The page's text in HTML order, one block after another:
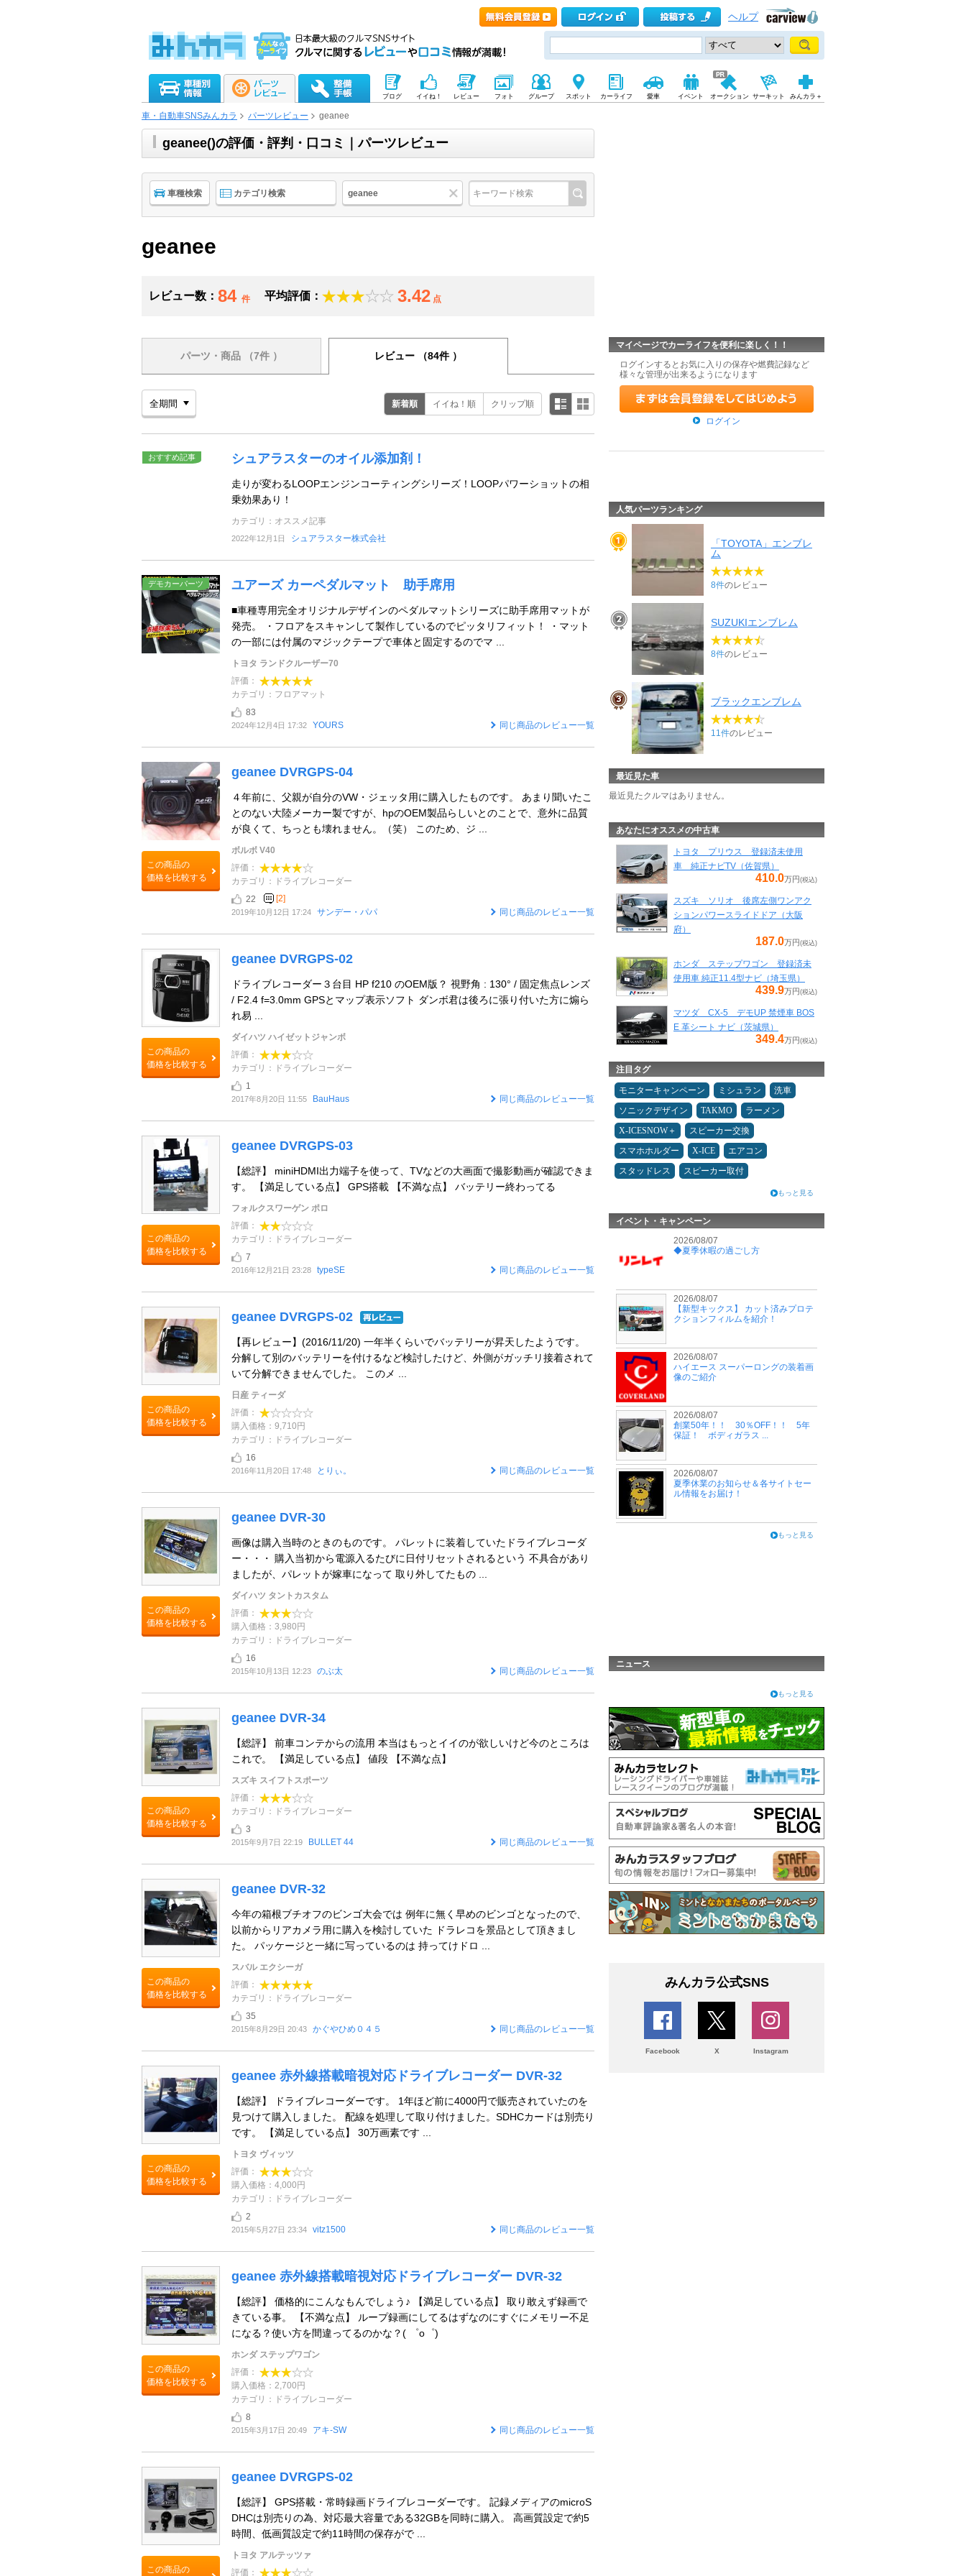
ヘルプ
ブログ イイね！ レビュー フォト グループ スポット カーライフ 愛車 イベント オークション サーキット みんカラ＋
車・自動車SNSみんカラ パーツレビュー geanee
geanee()の評価・評判・口コミ｜パーツレビュー
車種検索 カテゴリ検索 geanee
geanee
レビュー数： 84 件 平均評価： 3.42 点
パーツ・商品 （7件 ） レビュー （84件 ）
新着順 イイね！順 クリップ順
おすすめ記事 シュアラスターのオイル添加剤！
走りが変わるLOOPエンジンコーティングシリーズ！LOOPパワーショットの相
乗効果あり！
カテゴリ：オススメ記事
2022年12月1日 シュアラスター株式会社
デモカーパーツ ユアーズ カーペダルマット 助手席用
■車種専用完全オリジナルデザインのペダルマットシリーズに助手席用マットが
発売。 ・フロアをスキャンして製作しているのでピッタリフィット！ ・マット
の一部には付属のマジックテープで車体と固定するのでマ ...
トヨタ ランドクルーザー70
評価：
カテゴリ：フロアマット
83
2024年12月4日 17:32 YOURS 同じ商品のレビュー一覧
この商品の
価格を比較する
geanee DVRGPS-04
４年前に、父親が自分のVW・ジェッタ用に購入したものです。 あまり聞いたこ
とのない大陸メーカー製ですが、hpのOEM製品らしいとのことで、意外に品質
が良くて、ちっとも壊れません。（笑） このため、ジ ...
ボルボ V40
評価：
カテゴリ：ドライブレコーダー
22
[2]
2019年10月12日 17:24 サンデー・パパ 同じ商品のレビュー一覧
この商品の
価格を比較する
geanee DVRGPS-02
ドライブレコーダー３台目 HP f210 のOEM版？ 視野角 : 130° / 固定焦点レンズ
/ F2.4 f=3.0mm GPSとマップ表示ソフト ダンボ君は後ろに張り付いた方に煽ら
れ易 ...
ダイハツ ハイゼットジャンボ
評価：
カテゴリ：ドライブレコーダー
1
2017年8月20日 11:55 BauHaus 同じ商品のレビュー一覧
この商品の
価格を比較する
geanee DVRGPS-03
【総評】 miniHDMI出力端子を使って、TVなどの大画面で撮影動画が確認できま
す。 【満足している点】 GPS搭載 【不満な点】 バッテリー終わってる
フォルクスワーゲン ポロ
評価：
カテゴリ：ドライブレコーダー
7
2016年12月21日 23:28 typeSE 同じ商品のレビュー一覧
この商品の
価格を比較する
geanee DVRGPS-02
【再レビュー】(2016/11/20) 一年半くらいでバッテリーが昇天したようです。
分解して別のバッテリーを付けるなど検討したけど、外側がガッチリ接着されて
いて分解できませんでした。 このメ ...
日産 ティーダ
評価：
購入価格：9,710円
カテゴリ：ドライブレコーダー
16
2016年11月20日 17:48 とりぃ。 同じ商品のレビュー一覧
この商品の
価格を比較する
geanee DVR-30
画像は購入当時のときのものです。 パレットに装着していたドライブレコーダ
ー・・・ 購入当初から電源入るたびに日付リセットされるという 不具合があり
ましたが、パレットが嫁車になって 取り外してたもの ...
ダイハツ タントカスタム
評価：
購入価格：3,980円
カテゴリ：ドライブレコーダー
16
2015年10月13日 12:23 のぶ太 同じ商品のレビュー一覧
この商品の
価格を比較する
geanee DVR-34
【総評】 前車コンテからの流用 本当はもっとイイのが欲しいけど今のところは
これで。 【満足している点】 値段 【不満な点】
スズキ スイフトスポーツ
評価：
カテゴリ：ドライブレコーダー
3
2015年9月7日 22:19 BULLET 44 同じ商品のレビュー一覧
この商品の
価格を比較する
geanee DVR-32
今年の箱根ブチオフのビンゴ大会では 例年に無く早めのビンゴとなったので、
以前からリアカメラ用に購入を検討していた ドラレコを景品として頂きまし
た。 パッケージと一緒に写っているのは 持ってけドロ ...
スバル エクシーガ
評価：
カテゴリ：ドライブレコーダー
35
2015年8月29日 20:43 かぐやひめ０４５ 同じ商品のレビュー一覧
この商品の
価格を比較する
geanee 赤外線搭載暗視対応ドライブレコーダー DVR-32
【総評】 ドライブレコーダーです。 1年ほど前に4000円で販売されていたのを
見つけて購入しました。 配線を処理して取り付けました。SDHCカードは別売り
です。 【満足している点】 30万画素です ...
トヨタ ヴィッツ
評価：
購入価格：4,000円
カテゴリ：ドライブレコーダー
2
2015年5月27日 23:34 vitz1500 同じ商品のレビュー一覧
この商品の
価格を比較する
geanee 赤外線搭載暗視対応ドライブレコーダー DVR-32
【総評】 価格的にこんなもんでしょう♪ 【満足している点】 取り敢えず録画で
きている事。 【不満な点】 ループ録画にしてるはずなのにすぐにメモリー不足
になる？使い方を間違ってるのかな？( ゜o゜)
ホンダ ステップワゴン
評価：
購入価格：2,700円
カテゴリ：ドライブレコーダー
8
2015年3月17日 20:49 アキ-SW 同じ商品のレビュー一覧
この商品の
geanee DVRGPS-02
【総評】 GPS搭載・常時録画ドライブレコーダーです。 記録メディアのmicroS
DHCは別売りの為、対応最大容量である32GBを同時に購入。 高画質設定で約5
時間、低画質設定で約11時間の保存がで ...
トヨタ アルテッツァ
評価：
マイページでカーライフを便利に楽しく！！
ログインするとお気に入りの保存や燃費記録など
様々な管理が出来るようになります
ログイン
人気パーツランキング
「TOYOTA」エンブレ
ム
8件のレビュー
SUZUKIエンブレム
8件のレビュー
ブラックエンブレム
11件のレビュー
最近見た車
最近見たクルマはありません。
あなたにオススメの中古車
トヨタ プリウス 登録済未使用
車 純正ナビTV（佐賀県）
410.0万円(税込)
スズキ ソリオ 後席左側ワンアク
ションパワースライドドア（大阪
府）
187.0万円(税込)
ホンダ ステップワゴン 登録済未
使用車 純正11.4型ナビ（埼玉県）
439.9万円(税込)
マツダ CX-5 デモUP 禁煙車 BOS
E 革シート ナビ（茨城県）
349.4万円(税込)
注目タグ
モニターキャンペーン ミシュラン
洗車
ソニックデザイン
TAKMO
ラーメン
X-ICESNOW＋
スピーカー交換
スマホホルダー
X-ICE
エアコン
スタッドレス
スピーカー取付
もっと見る
イベント・キャンペーン
2026/08/07
◆夏季休暇の過ごし方
2026/08/07
【新型キックス】 カット済みプロテ
クションフィルムを紹介！
2026/08/07
ハイエース スーパーロングの装着画
像のご紹介
2026/08/07
創業50年！！ 30％OFF！！ 5年
保証！ ボディガラス ...
2026/08/07
夏季休業のお知らせ＆各サイトセー
ル情報をお届け！
もっと見る
ニュース
もっと見る
みんカラ公式SNS
Facebook X Instagram